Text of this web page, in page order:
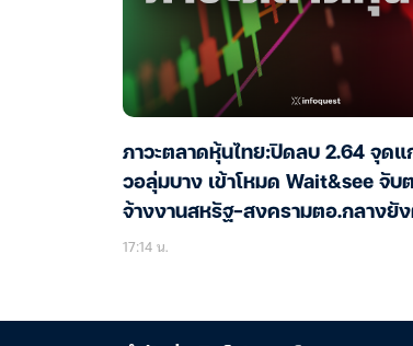
ภาวะตลาดหุ้นไทย:ปิดลบ 2.64 จุด
วอลุ่มบาง เข้าโหมด Wait&see จับตาตัวเลข
จ้างงานสหรัฐ-สงครามตอ.กลางยั
17:14 น.